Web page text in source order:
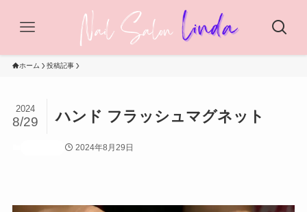
ホーム 投稿記事
ハンド フラッシュマグネット
2024
8/29
2024年8月29日